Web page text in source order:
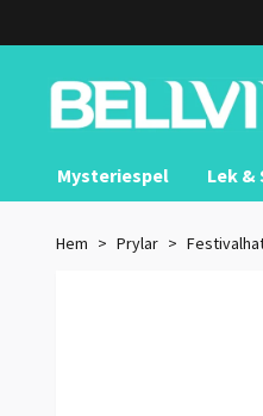
Mysteriespel Lek &
Hem Prylar